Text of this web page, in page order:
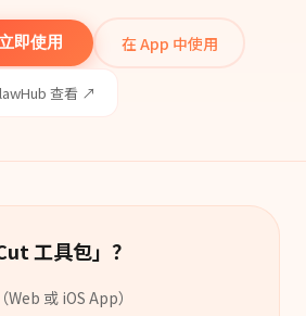
立即使用 在 App 中使用
查看 ↗
工具包」？
或 iOS App）